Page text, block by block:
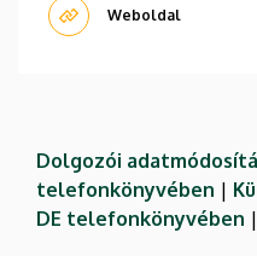
Weboldal
Dolgozói
telefonkönyvében |
DE telefonkönyvében |